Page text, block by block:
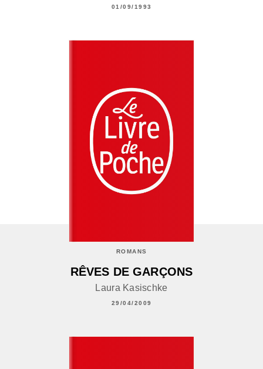
01/09/1993
ROMANS
RÊVES DE GARÇONS
Laura Kasischke
29/04/2009